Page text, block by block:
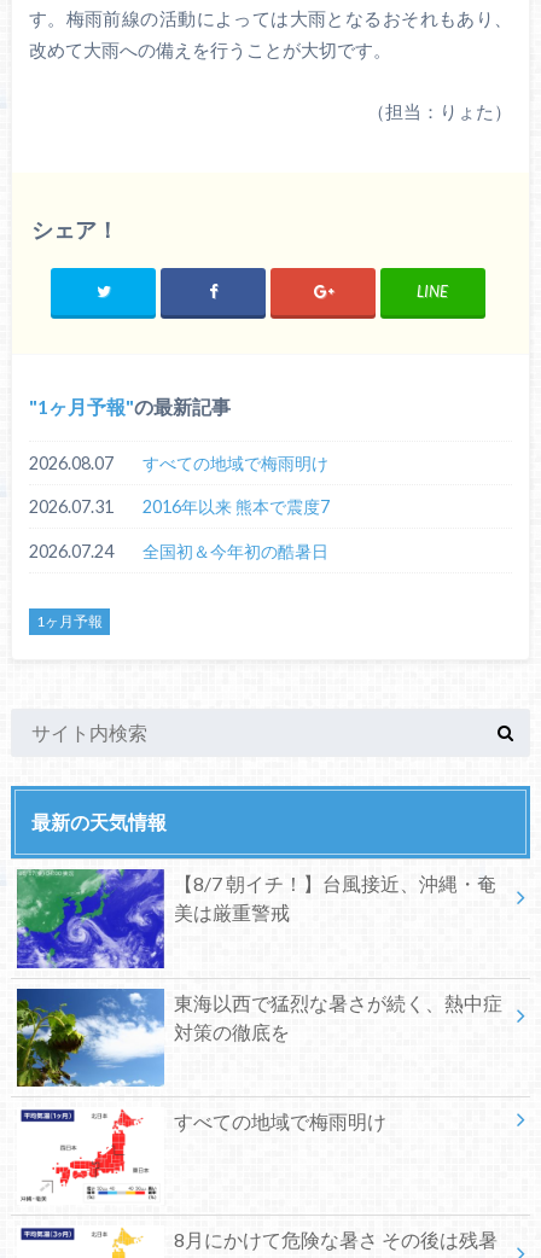
す。梅雨前線の活動によっては大雨となるおそれもあり、
改めて大雨への備えを行うことが大切です。
（担当：りょた）
シェア！
LINE
1ヶ月予報 の最新記事
2026.08.07 すべての地域で梅雨明け
2026.07.31 2016年以来 熊本で震度7
2026.07.24 全国初＆今年初の酷暑日
1ヶ月予報
最新の天気情報
【8/7 朝イチ！】台風接近、沖縄・奄
美は厳重警戒
東海以西で猛烈な暑さが続く、熱中症
対策の徹底を
すべての地域で梅雨明け
8月にかけて危険な暑さ その後は残暑